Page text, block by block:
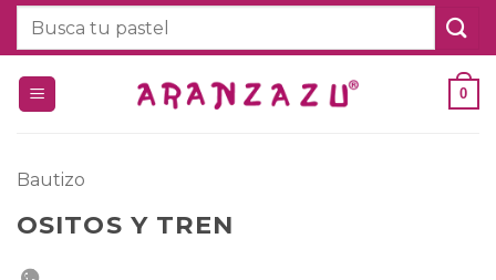
Saltar
Buscar
0
Bautizo
OSITOS Y TREN